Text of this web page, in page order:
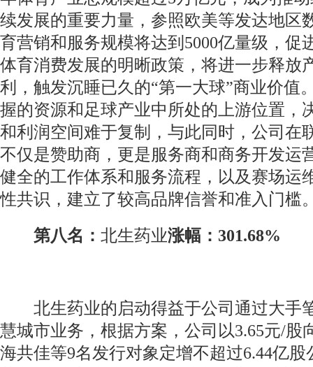
续发展的重要力量，参照欧美等发达地区
育营销和服务规模将达到5000亿量级，促
体育消费发展的明晰政策，将进一步释放
利，触发沉睡已久的“第一大球”商业价值
握的资源和足球产业中所处的上游位置，
和利润空间难于复制，与此同时，公司在
不仅是赞助商，更是服务商和商务开发运
健全的工作体系和服务流程，以及赛场运
性共识，建立了较高品牌信誉和准入门槛
第八名： 北生药业涨幅：301.68%
北生药业的启动得益于公司通过大手
慧城市业务，根据方案，公司以3.65元/股
海共佳等9名发行对象定增不超过6.44亿股